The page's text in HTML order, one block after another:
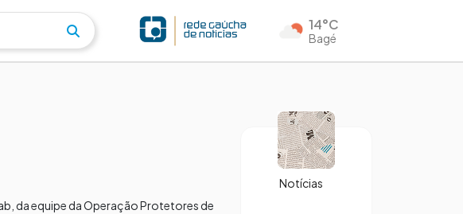
14°C
Bagé
da equipe da Operação Protetores de
Notícias